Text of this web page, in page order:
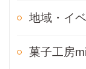
地域・イ
菓子工房